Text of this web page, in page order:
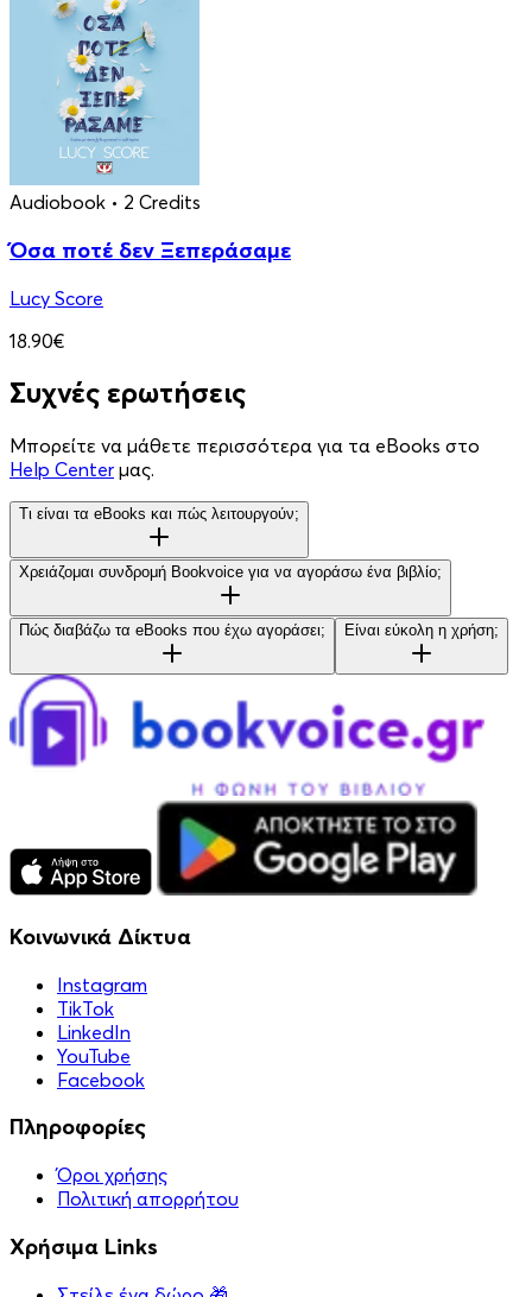
Audiobook • 2 Credits
Όσα ποτέ δεν Ξεπεράσαμε
Lucy Score
18.90€
Συχνές ερωτήσεις
Μπορείτε να μάθετε περισσότερα για τα eBooks στο
Help Center μας.
Τι είναι τα eBooks και πώς λειτουργούν;
Χρειάζομαι συνδρομή Bookvoice για να αγοράσω ένα βιβλίο;
Πώς διαβάζω τα eBooks που έχω αγοράσει; Είναι εύκολη η χρήση;
Κοινωνικά Δίκτυα
Instagram
TikTok
LinkedIn
YouTube
Facebook
Πληροφορίες
Όροι χρήσης
Πολιτική απορρήτου
Χρήσιμα Links